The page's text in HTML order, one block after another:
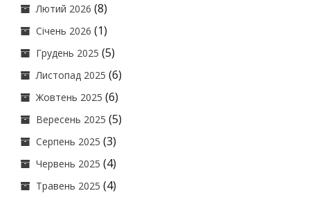
Лютий 2026 (8)
Січень 2026 (1)
Грудень 2025 (5)
Листопад 2025 (6)
Жовтень 2025 (6)
Вересень 2025 (5)
Серпень 2025 (3)
Червень 2025 (4)
Травень 2025 (4)